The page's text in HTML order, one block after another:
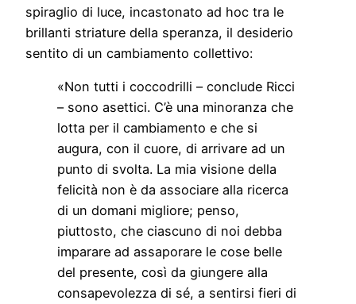
spiraglio di luce, incastonato ad hoc tra le
brillanti striature della speranza, il desiderio
sentito di un cambiamento collettivo:
«Non tutti i coccodrilli – conclude Ricci
– sono asettici. C’è una minoranza che
lotta per il cambiamento e che si
augura, con il cuore, di arrivare ad un
punto di svolta. La mia visione della
felicità non è da associare alla ricerca
di un domani migliore; penso,
piuttosto, che ciascuno di noi debba
imparare ad assaporare le cose belle
del presente, così da giungere alla
consapevolezza di sé, a sentirsi fieri di